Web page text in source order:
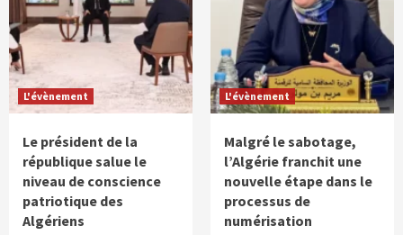
L'évènement
Le président de la
république salue le
niveau de conscience
patriotique des
Algériens
L'évènement
Malgré le sabotage,
l’Algérie franchit une
nouvelle étape dans le
processus de
numérisation